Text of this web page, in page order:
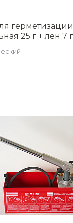
герметизации
25 г + лен 7 г